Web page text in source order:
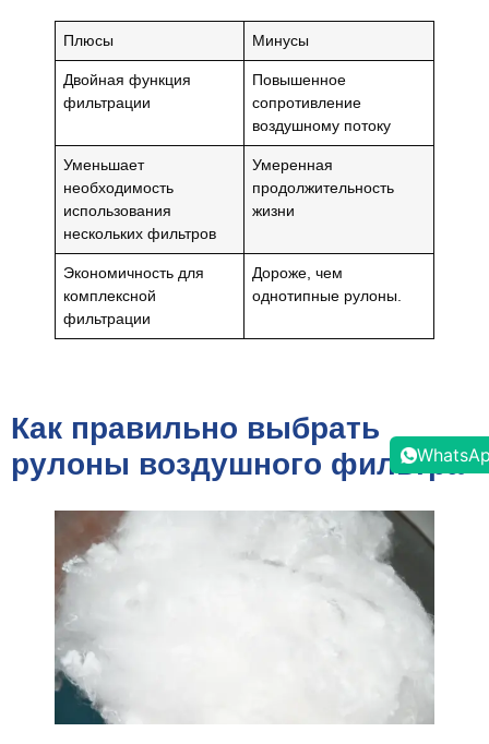
Плюсы Минусы
Двойная функция
фильтрации
Повышенное
сопротивление
воздушному потоку
Уменьшает
необходимость
использования
нескольких фильтров
Умеренная
продолжительность
жизни
Экономичность для
комплексной
фильтрации
Дороже, чем
однотипные рулоны.
Как правильно выбрать
рулоны воздушного фильтра